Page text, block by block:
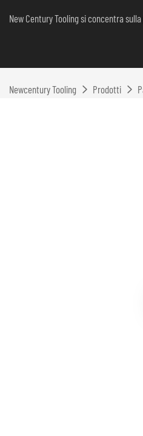
New Century Tooling si concentra
Newcentury Tooling Prodotti